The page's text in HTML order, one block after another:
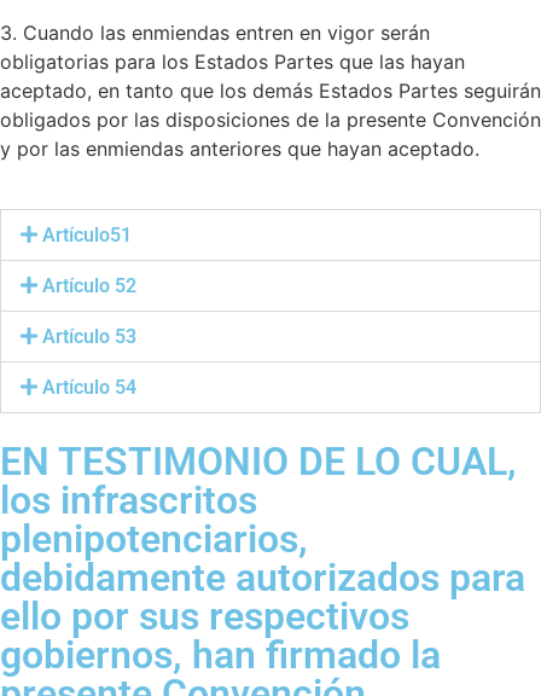
3. Cuando las enmiendas entren en vigor serán
obligatorias para los Estados Partes que las hayan
aceptado, en tanto que los demás Estados Partes seguirán
obligados por las disposiciones de la presente Convención
y por las enmiendas anteriores que hayan aceptado.
Artículo51
Artículo 52
Artículo 53
Artículo 54
EN TESTIMONIO DE LO CUAL,
los infrascritos
plenipotenciarios,
debidamente autorizados para
ello por sus respectivos
gobiernos, han firmado la